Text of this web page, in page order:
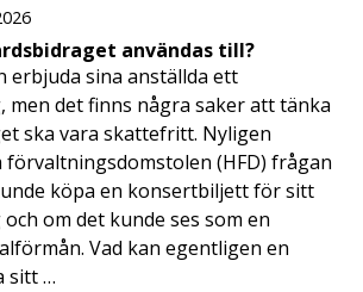
användas till?
erbjuda sina anställda ett
men det finns några saker att tänka
ska vara skattefritt. Nyligen
(HFD) frågan
köpa en konsertbiljett för sitt
om det kunde ses som en
Vad kan egentligen en
sitt …